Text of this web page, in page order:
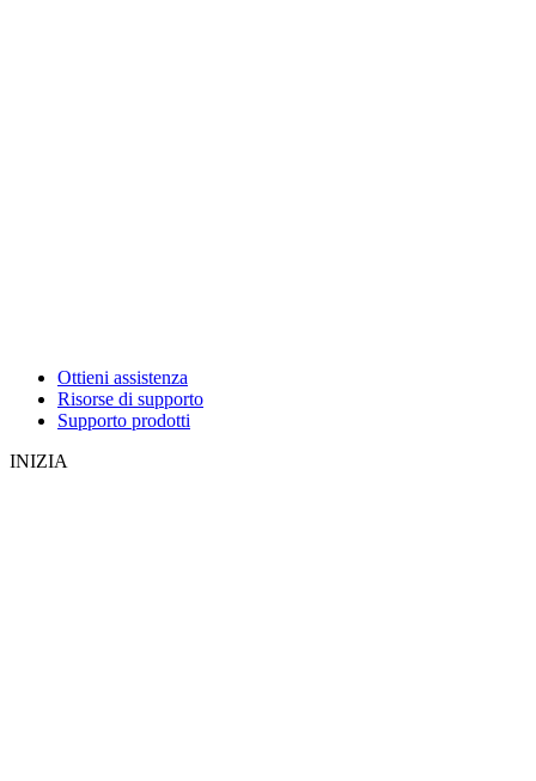
Ottieni assistenza
Risorse di supporto
Supporto prodotti
INIZIA